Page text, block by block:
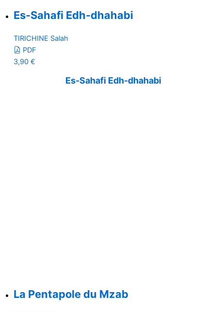
Es-Sahafi Edh-dhahabi
TIRICHINE Salah
PDF
3,90 €
Es-Sahafi Edh-dhahabi
La Pentapole du Mzab